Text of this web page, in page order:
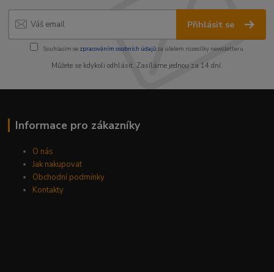
Přihlásit se
Souhlasím se zpracováním osobních údajůza účelem rozesílky newsletteru.
Můžete se kdykoli odhlásit. Zasíláme jednou za 14 dní.
Informace pro zákazníky
O nás
Jak nakupovat
Obchodní podmínky
Kontakty